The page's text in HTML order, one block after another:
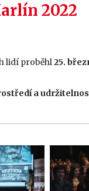
2022
lidí proběhl25.
a